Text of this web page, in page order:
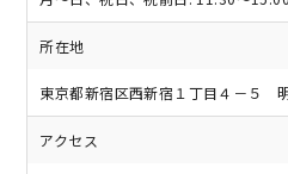
所在地
東京都新宿区西新宿１丁目４－５
アクセス